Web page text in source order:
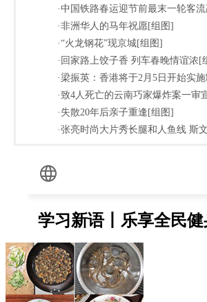
·中国铁路春运迎节前最末一轮客
·非洲华人的马年祝愿[组图]
·“火龙钢花”现京城[组图]
·回家路上饺子香 列车春晚情谊浓[
·梁振英：香港将于2月5日开始实
·致4人死亡的云南巧家爆炸案一
·失散20年后亲子重逢[组图]
·张亮时尚大片秀长腿和人鱼线 斯